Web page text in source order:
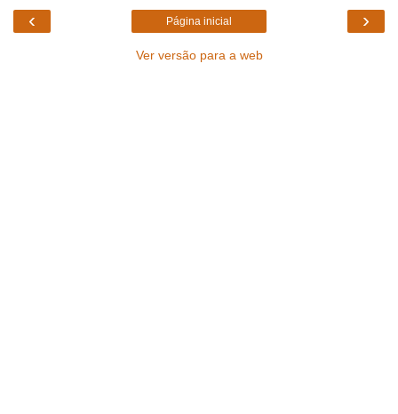
‹ ›
Página inicial
Ver versão para a web